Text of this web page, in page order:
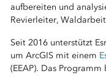
aufbereiten und
Revierleiter,
Seit 2016 unterstützt
um ArcGIS mit einem
(EEAP). Das